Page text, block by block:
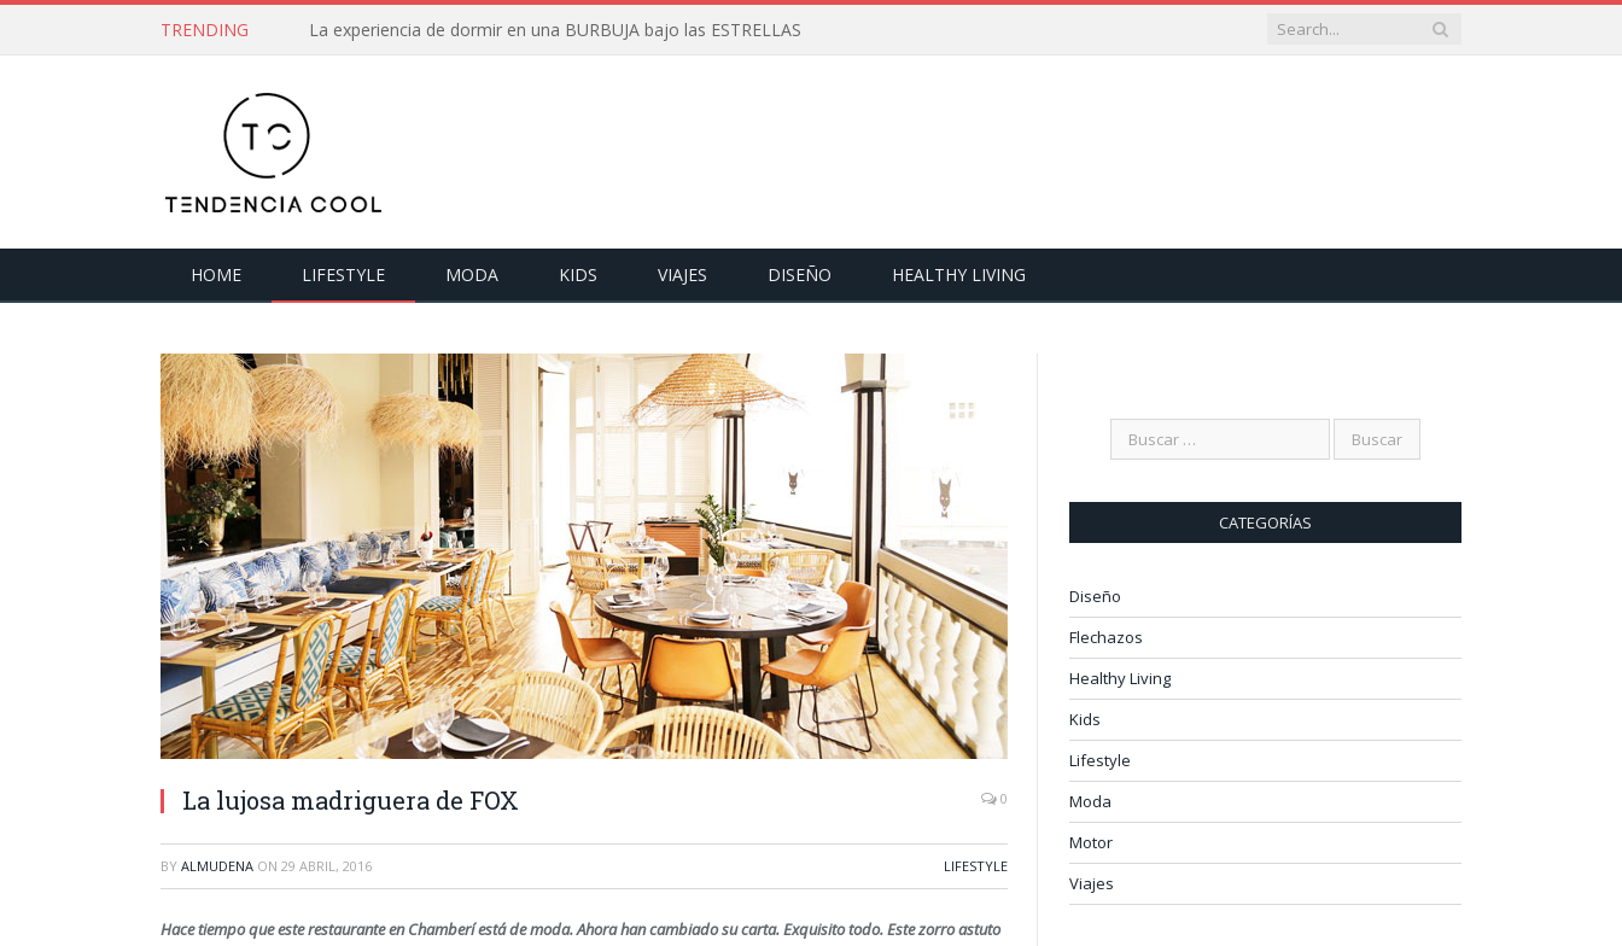
TRENDING La experiencia de dormir en una BURBUJA bajo las ESTRELLAS
HOME LIFESTYLE MODA KIDS VIAJES DISEÑO HEALTHY LIVING
La lujosa madriguera de FOX 0
BY ALMUDENA ON 29 ABRIL, 2016 LIFESTYLE
Hace tiempo que este restaurante en Chamberí está de moda. Ahora han cambiado su carta. Exquisito todo. Este zorro astuto
CATEGORÍAS
Diseño
Flechazos
Healthy Living
Kids
Lifestyle
Moda
Motor
Viajes